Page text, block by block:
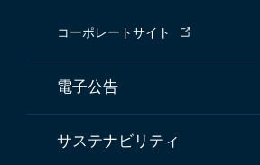
コーポレートサイト
電子公告
サステナビリティ